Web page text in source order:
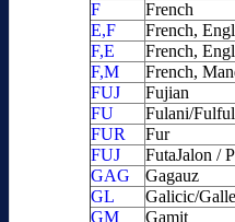
F
French
E,F
French,
F,E
French,
F,M
French,
FUJ
Fujian
FU
Fulani/
FUR
Fur
FUJ
FutaJalon /
GAG
Gagauz
GL
Galicic/
GM
Gamit